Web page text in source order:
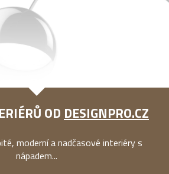
OD DESIGNPRO.CZ
moderní a nadčasové interiéry s
nápadem...